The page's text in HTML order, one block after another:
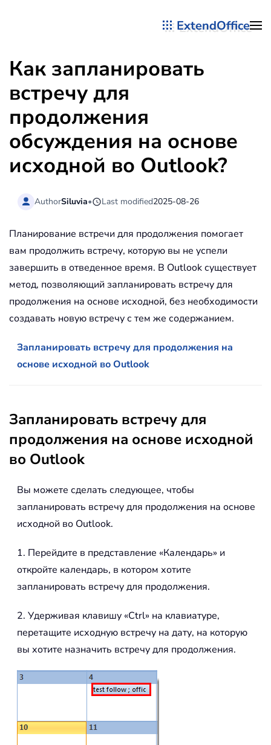
ExtendOffice
Как запланировать
встречу для
продолжения
обсуждения на основе
исходной во Outlook?
AuthorSiluvia• Last modified2025-08-26
Планирование встречи для продолжения помогает
вам продолжить встречу, которую вы не успели
завершить в отведенное время. В Outlook существует
метод, позволяющий запланировать встречу для
продолжения на основе исходной, без необходимости
создавать новую встречу с тем же содержанием.
Запланировать встречу для продолжения на
основе исходной во Outlook
Запланировать встречу для
продолжения на основе исходной
во Outlook
Вы можете сделать следующее, чтобы
запланировать встречу для продолжения на основе
исходной во Outlook.
1. Перейдите в представление «Календарь» и
откройте календарь, в котором хотите
запланировать встречу для продолжения.
2. Удерживая клавишу «Ctrl» на клавиатуре,
перетащите исходную встречу на дату, на которую
вы хотите назначить встречу для продолжения.